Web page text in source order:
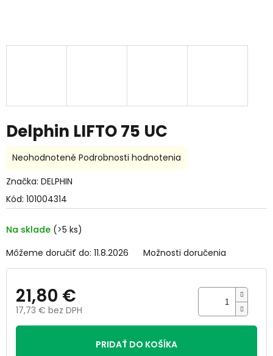
Delphin LIFTO 75 UC
Kód: 101004314
Na sklade (>5 ks)
Môžeme doručiť do: 11.8.2026 Možnosti doručenia
21,80 €
17,73 € bez DPH
Jednotková
PRIDAŤ DO KOŠÍKA
Priemerné
produktu
0,0
5
hviezdičiek.
Neohodnotené Podrobnosti hodnotenia
Značka: DELPHIN